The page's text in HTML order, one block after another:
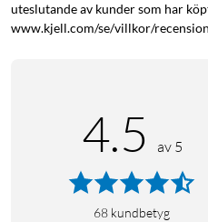
uteslutande av kunder som har
www.kjell.com/se/villkor/
4.5 av 5
68 kundbetyg